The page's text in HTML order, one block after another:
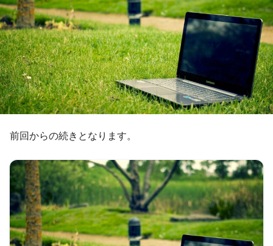
前回からの続きとなります。